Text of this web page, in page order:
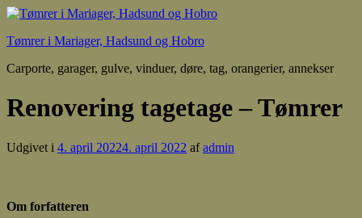
Tømrer i Mariager, Hadsund og Hobro
Carporte, garager, gulve, vinduer, døre, tag, orangerier, annekser
Renovering tagetage – Tømrer
Udgivet i 4. april 20224. april 2022 afadmin
Om forfatteren